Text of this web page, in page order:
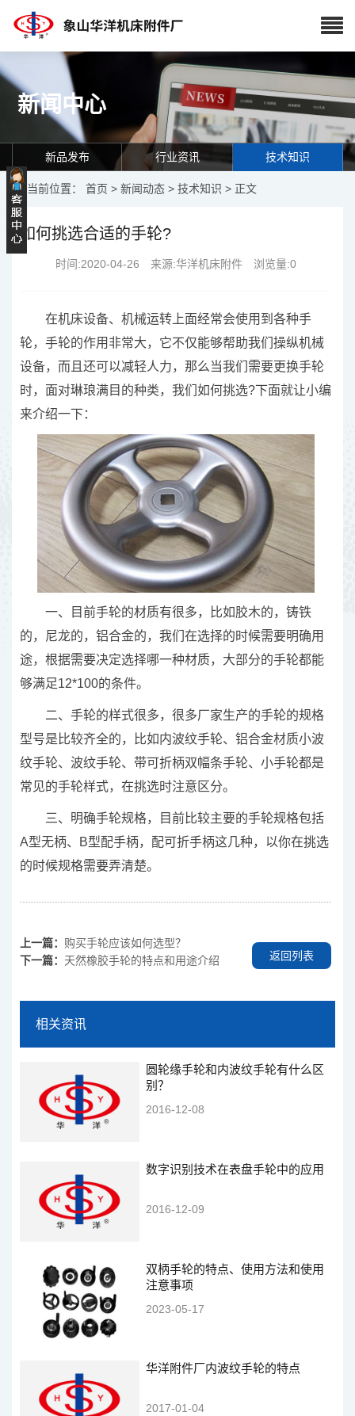
新闻中心
新品发布 行业资讯 技术知识
当前位置： 首页 > 新闻动态 > 技术知识 > 正文
如何挑选合适的手轮?
时间:2020-04-26 来源:华洋机床附件 浏览量:0
在机床设备、机械运转上面经常会使用到各种手
轮，手轮的作用非常大，它不仅能够帮助我们操纵机械
设备，而且还可以减轻人力，那么当我们需要更换手轮
时，面对琳琅满目的种类，我们如何挑选?下面就让小编
来介绍一下：
一、目前手轮的材质有很多，比如胶木的，铸铁
的，尼龙的，铝合金的，我们在选择的时候需要明确用
途，根据需要决定选择哪一种材质，大部分的手轮都能
够满足12*100的条件。
二、手轮的样式很多，很多厂家生产的手轮的规格
型号是比较齐全的，比如内波纹手轮、铝合金材质小波
纹手轮、波纹手轮、带可折柄双幅条手轮、小手轮都是
常见的手轮样式，在挑选时注意区分。
三、明确手轮规格，目前比较主要的手轮规格包括
A型无柄、B型配手柄，配可折手柄这几种，以你在挑选
的时候规格需要弄清楚。
上一篇： 购买手轮应该如何选型？
下一篇： 天然橡胶手轮的特点和用途介绍 返回列表
相关资讯
圆轮缘手轮和内波纹手轮有什么区
别？
2016-12-08
数字识别技术在表盘手轮中的应用
2016-12-09
双柄手轮的特点、使用方法和使用
注意事项
2023-05-17
华洋附件厂内波纹手轮的特点
2017-01-04